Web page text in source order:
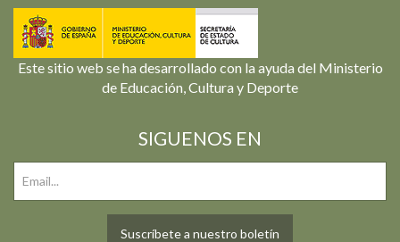
Este sitio web se ha desarrollado con la ayuda del Ministerio
de Educación, Cultura y Deporte
SIGUENOS EN
Suscríbete a nuestro boletín